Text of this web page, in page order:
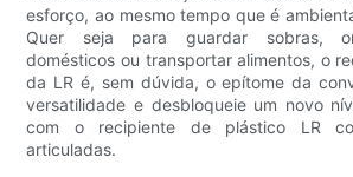
esforço, ao mesmo tempo que é
Quer seja para guardar sobras,
domésticos ou transportar alimentos, o
da LR é, sem dúvida, o epítome da
versatilidade e desbloqueie um novo
com o recipiente de plástico LR
articuladas.